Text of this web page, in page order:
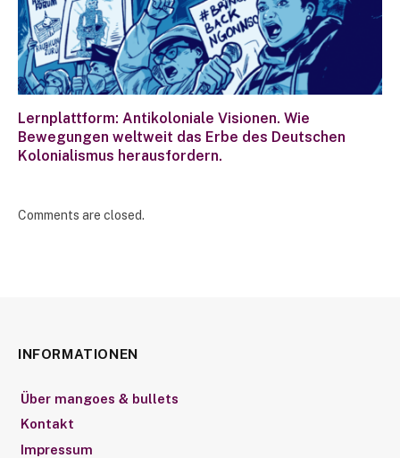
Lernplattform: Antikoloniale Visionen. Wie
Bewegungen weltweit das Erbe des Deutschen
Kolonialismus herausfordern.
Comments are closed.
INFORMATIONEN
Über mangoes & bullets
Kontakt
Impressum